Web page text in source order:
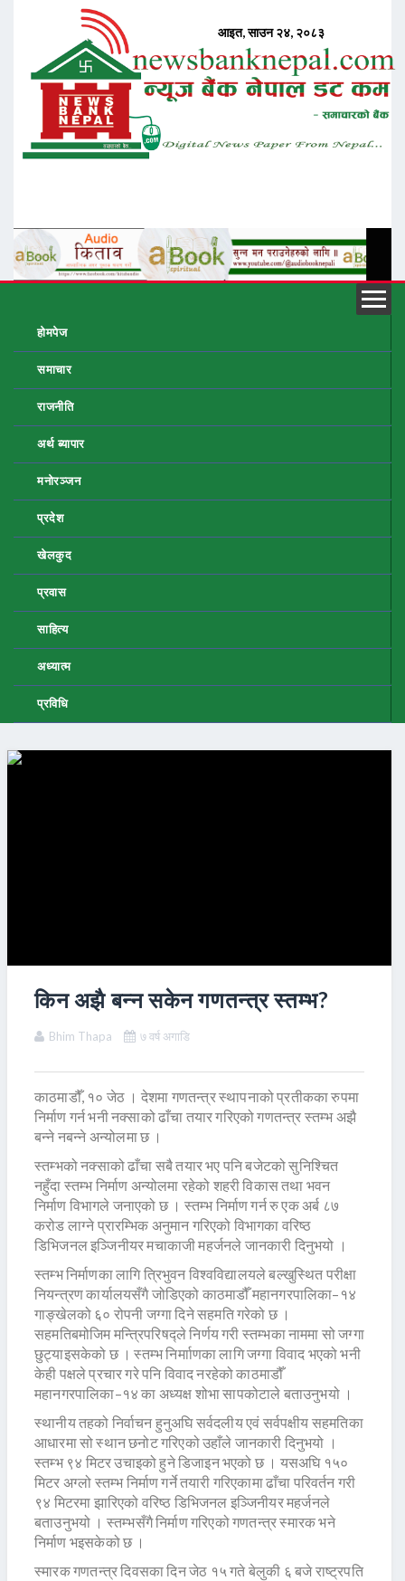
होमपेज
समाचार
राजनीति
अर्थ ब्यापार
मनोरञ्जन
प्रदेश
खेलकुद
प्रवास
साहित्य
अध्यात्म
प्रविधि
किन अझै बन्न सकेन गणतन्त्र स्तम्भ?
Bhim Thapa ७ वर्ष अगाडि
काठमाडौँ, १० जेठ । देशमा गणतन्त्र स्थापनाको प्रतीकका रुपमा
निर्माण गर्न भनी नक्साको ढाँचा तयार गरिएको गणतन्त्र स्तम्भ अझै
बन्ने नबन्ने अन्योलमा छ ।
स्तम्भको नक्साको ढाँचा सबै तयार भए पनि बजेटको सुनिश्चित
नहुँदा स्तम्भ निर्माण अन्योलमा रहेको शहरी विकास तथा भवन
निर्माण विभागले जनाएको छ । स्तम्भ निर्माण गर्न रु एक अर्ब ८७
करोड लाग्ने प्रारम्भिक अनुमान गरिएको विभागका वरिष्ठ
डिभिजनल इञ्जिनीयर मचाकाजी महर्जनले जानकारी दिनुभयो ।
स्तम्भ निर्माणका लागि त्रिभुवन विश्वविद्यालयले बल्खुस्थित परीक्षा
नियन्त्रण कार्यालयसँगै जोडिएको काठमाडौँ महानगरपालिका–१४
गाङ्खेलको ६० रोपनी जग्गा दिने सहमति गरेको छ ।
सहमतिबमोजिम मन्त्रिपरिषद्ले निर्णय गरी स्तम्भका नाममा सो जग्गा
छुट्याइसकेको छ । स्तम्भ निर्मााणका लागि जग्गा विवाद भएको भनी
केही पक्षले प्रचार गरे पनि विवाद नरहेको काठमाडौँ
महानगरपालिका–१४ का अध्यक्ष शोभा सापकोटाले बताउनुभयो ।
स्थानीय तहको निर्वाचन हुनुअघि सर्वदलीय एवं सर्वपक्षीय सहमतिका
आधारमा सो स्थान छनोट गरिएको उहाँले जानकारी दिनुभयो ।
स्तम्भ ९४ मिटर उचाइको हुने डिजाइन भएको छ । यसअघि १५०
मिटर अग्लो स्तम्भ निर्माण गर्ने तयारी गरिएकामा ढाँचा परिवर्तन गरी
९४ मिटरमा झारिएको वरिष्ठ डिभिजनल इञ्जिनीयर महर्जनले
बताउनुभयो । स्तम्भसँगै निर्माण गरिएको गणतन्त्र स्मारक भने
निर्माण भइसकेको छ ।
स्मारक गणतन्त्र दिवसका दिन जेठ १५ गते बेलुकी ६ बजे राष्ट्रपति